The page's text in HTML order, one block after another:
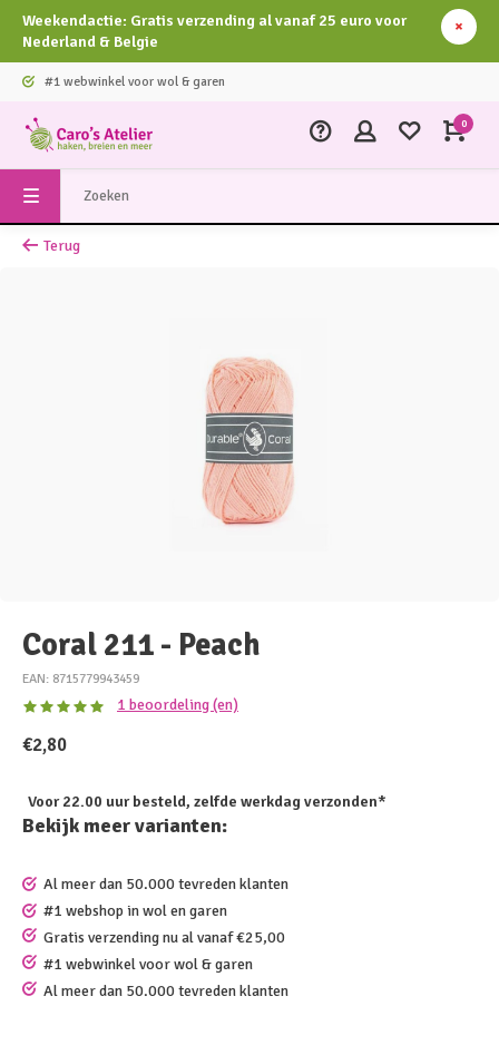
Weekendactie: Gratis verzending al vanaf 25 euro voor
Nederland & Belgie
#1 webwinkel voor wol & garen
0
Terug
Coral 211 - Peach
EAN: 8715779943459
1 beoordeling (en)
€2,80
Voor 22.00 uur besteld, zelfde werkdag verzonden*
Bekijk meer varianten:
Al meer dan 50.000 tevreden klanten
#1 webshop in wol en garen
Gratis verzending nu al vanaf €25,00
#1 webwinkel voor wol & garen
Al meer dan 50.000 tevreden klanten